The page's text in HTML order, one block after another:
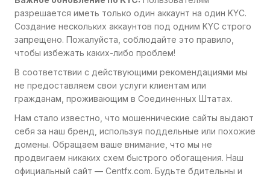
разрешается иметь только один аккаунт на один KYC.
Создание нескольких аккаунтов под одним KYC строго
запрещено. Пожалуйста, соблюдайте это правило,
чтобы избежать каких-либо проблем!
В соответствии с действующими рекомендациями мы
не предоставляем свои услуги клиентам или
гражданам, проживающим в Соединенных Штатах.
Нам стало известно, что мошеннические сайты выдают
себя за наш бренд, используя поддельные или похожие
домены. Обращаем ваше внимание, что мы не
продвигаем никаких схем быстрого обогащения. Наш
официальный сайт — Centfx.com. Будьте бдительны и